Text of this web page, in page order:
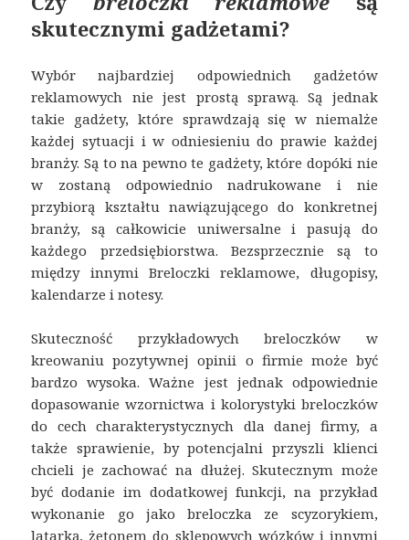
skutecznymi gadżetami?
Wybór najbardziej odpowiednich gadżetów
reklamowych nie jest prostą sprawą. Są jednak
takie gadżety, które sprawdzają się w niemalże
każdej sytuacji i w odniesieniu do prawie każdej
branży. Są to na pewno te gadżety, które dopóki nie
w zostaną odpowiednio nadrukowane i nie
przybiorą kształtu nawiązującego do konkretnej
branży, są całkowicie uniwersalne i pasują do
każdego przedsiębiorstwa. Bezsprzecznie są to
między innymi Breloczki reklamowe, długopisy,
kalendarze i notesy.
Skuteczność przykładowych breloczków w
kreowaniu pozytywnej opinii o firmie może być
bardzo wysoka. Ważne jest jednak odpowiednie
dopasowanie wzornictwa i kolorystyki breloczków
do cech charakterystycznych dla danej firmy, a
także sprawienie, by potencjalni przyszli klienci
chcieli je zachować na dłużej. Skutecznym może
być dodanie im dodatkowej funkcji, na przykład
wykonanie go jako breloczka ze scyzorykiem,
latarką, żetonem do sklepowych wózków i innymi